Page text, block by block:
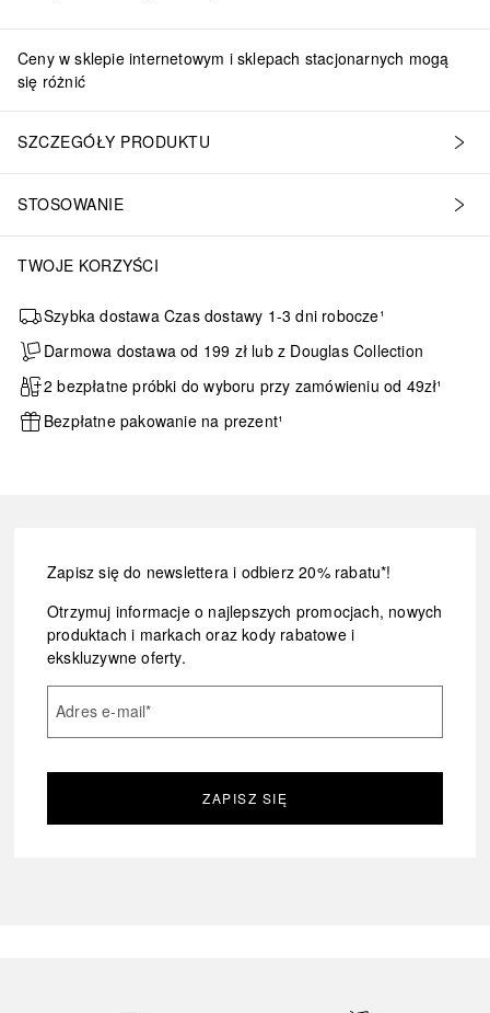
Ceny w sklepie internetowym i sklepach stacjonarnych mogą
się różnić
SZCZEGÓŁY PRODUKTU
STOSOWANIE
TWOJE KORZYŚCI
Szybka dostawa Czas dostawy 1-3 dni robocze¹
Darmowa dostawa od 199 zł lub z Douglas Collection
2 bezpłatne próbki do wyboru przy zamówieniu od 49zł¹
Bezpłatne pakowanie na prezent¹
Zapisz się do newslettera i odbierz 20% rabatu*!
Otrzymuj informacje o najlepszych promocjach, nowych
produktach i markach oraz kody rabatowe i
ekskluzywne oferty.
Adres e-mail*
ZAPISZ SIĘ